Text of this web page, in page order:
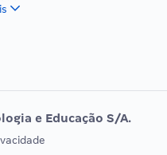
Vunesp
EXAME DE ORDEM
e Educação S/A.